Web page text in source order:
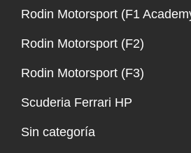
Rodin Motorsport (F1
Rodin Motorsport (F2)
Rodin Motorsport (F3)
Scuderia Ferrari HP
Sin categoría